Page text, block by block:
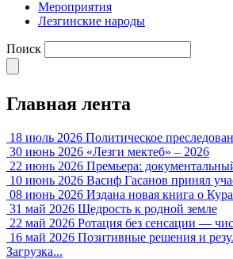
Мероприятия
Лезгинские народы
Поиск
Главная лента
18 июль 2026 Политическое
30 июнь 2026 «Лезги мектеб» – 2026
22 июнь 2026 Премьера:
10 июнь 2026 Васиф Гасанов принял
08 июнь 2026 Издана новая книга о
31 май 2026 Щедрость к родной земле
22 май 2026 Ротация без сенсации —
16 май 2026 Позитивные решения и
Загрузка...